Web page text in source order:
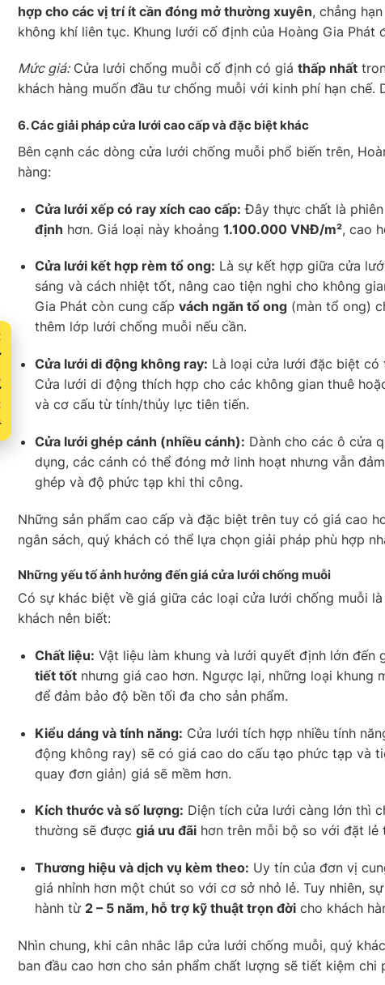
hợp cho các vị trí ít cần đóng mở thường xuyên, chẳng
không khí liên tục. Khung lưới cố định của Hoàng Gia
Mức giá:Cửa lưới chống muỗi cố định có giá thấp nhất
khách hàng muốn đầu tư chống muỗi với kinh phí hạn
6.Các giải pháp cửa lưới cao cấp và đặc biệt khác
Bên cạnh các dòng cửa lưới chống muỗi phổ biến trên,
hàng:
Cửa lưới xếp có ray xích cao cấp: Đây thực chất là
định hơn. Giá loại này khoảng 1.100.000 VNĐ/m², cao
Cửa lưới kết hợp rèm tổ ong: Là sự kết hợp giữa cửa
sáng và cách nhiệt tốt, nâng cao tiện nghi cho không
Gia Phát còn cung cấp vách ngăn tổ ong(màn tổ ong)
thêm lớp lưới chống muỗi nếu cần.
Cửa lưới di động không ray: Là loại cửa lưới đặc biệt có
Cửa lưới di động thích hợp cho các không gian thuê
và cơ cấu từ tính/thủy lực tiên tiến.
Cửa lưới ghép cánh (nhiều cánh): Dành cho các ô cửa
dụng, các cánh có thể đóng mở linh hoạt nhưng vẫn
ghép và độ phức tạp khi thi công.
Những sản phẩm cao cấp và đặc biệt trên tuy có giá cao
ngân sách, quý khách có thể lựa chọn giải pháp phù hợp
Những yếu tố ảnh hưởng đến giá cửa lưới chống muỗi
Có sự khác biệt về giá giữa các loại cửa lưới chống muỗi
khách nên biết:
Chất liệu: Vật liệu làm khung và lưới quyết định lớn đến
tiết tốtnhưng giá cao hơn. Ngược lại, những loại khung
để đảm bảo độ bền tối đa cho sản phẩm.
Kiểu dáng và tính năng: Cửa lưới tích hợp nhiều tính
động không ray) sẽ có giá cao do cấu tạo phức tạp và
quay đơn giản) giá sẽ mềm hơn.
Kích thước và số lượng: Diện tích cửa lưới càng lớn thì
thường sẽ được giá ưu đãihơn trên mỗi bộ so với đặt lẻ
Thương hiệu và dịch vụ kèm theo: Uy tín của đơn vị
giá nhỉnh hơn một chút so với cơ sở nhỏ lẻ. Tuy nhiên,
hành từ 2 – 5 năm, hỗ trợ kỹ thuật trọn đờicho khách
Nhìn chung, khi cân nhắc lắp cửa lưới chống muỗi, quý
ban đầu cao hơn cho sản phẩm chất lượng sẽ tiết kiệm chi